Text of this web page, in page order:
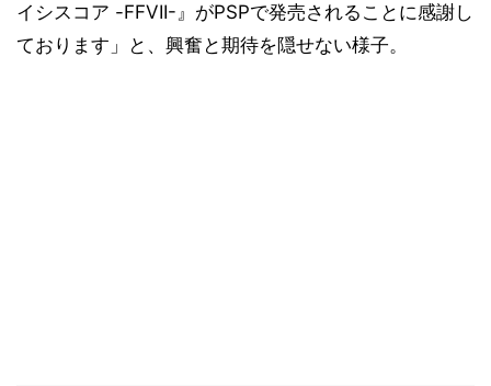
イシスコア -FFVII-』がPSPで発売されることに感謝し
ております」と、興奮と期待を隠せない様子。